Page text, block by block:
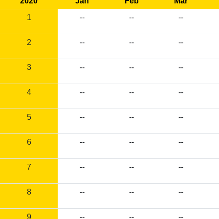
1
-- -- --
2 -- -- --
3 -- -- --
4 -- -- --
5 -- -- --
6 -- -- --
7 -- -- --
8 -- -- --
9 -- -- --